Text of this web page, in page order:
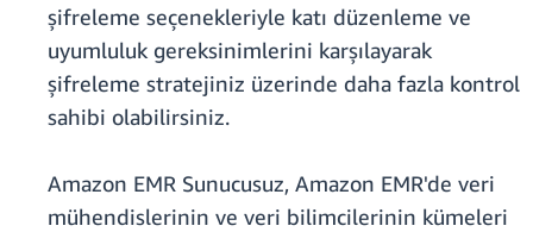
şifreleme seçenekleriyle katı düzenleme ve
uyumluluk gereksinimlerini karşılayarak
şifreleme stratejiniz üzerinde daha fazla kontrol
sahibi olabilirsiniz.
Amazon EMR Sunucusuz, Amazon EMR'de veri
mühendislerinin ve veri bilimcilerinin kümeleri